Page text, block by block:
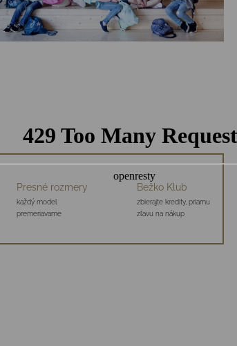
Presné rozmery
každý model
premeriavame
Bežko Klub
zbierajte kredity, priamu
zľavu na nákup